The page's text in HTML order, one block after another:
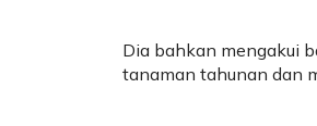
Dia bahkan mengakui
tanaman tahunan dan